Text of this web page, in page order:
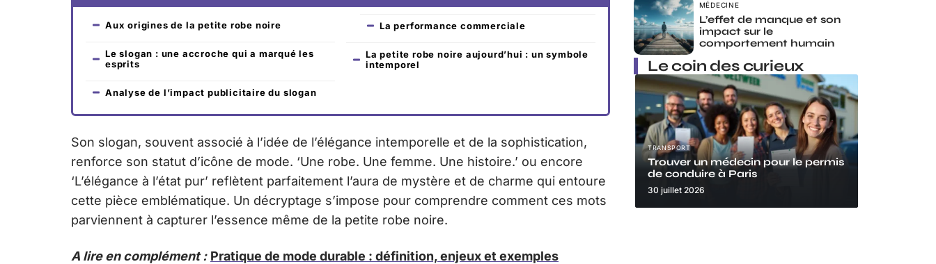
Aux origines de la petite robe noire
Le slogan : une accroche qui a marqué les
esprits
Analyse de l’impact publicitaire du slogan
La performance commerciale
La petite robe noire aujourd’hui : un symbole
intemporel
Son slogan, souvent associé à l’idée de l’élégance intemporelle et de la sophistication,
renforce son statut d’icône de mode. ‘Une robe. Une femme. Une histoire.’ ou encore
‘L’élégance à l’état pur’ reflètent parfaitement l’aura de mystère et de charme qui entoure
cette pièce emblématique. Un décryptage s’impose pour comprendre comment ces mots
parviennent à capturer l’essence même de la petite robe noire.
A lire en complément : Pratique de mode durable : définition, enjeux et exemples
MÉDECINE
L’effet de manque et son
impact sur le
comportement humain
Le coin des curieux
TRANSPORT
Trouver un médecin pour le permis
de conduire à Paris
30 juillet 2026